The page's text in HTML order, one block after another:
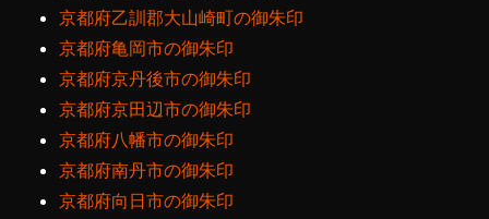
京都府乙訓郡大山崎町の御朱印
京都府亀岡市の御朱印
京都府京丹後市の御朱印
京都府京田辺市の御朱印
京都府八幡市の御朱印
京都府南丹市の御朱印
京都府向日市の御朱印